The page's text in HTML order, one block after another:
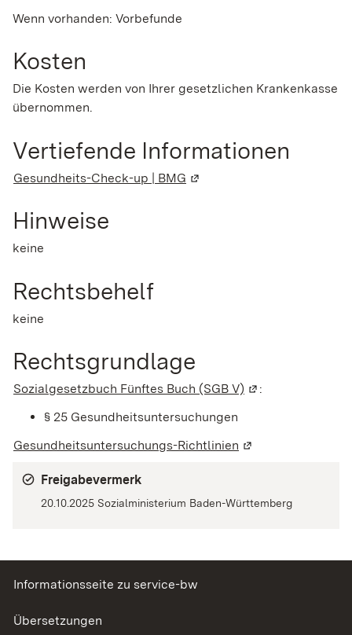
Wenn vorhanden: Vorbefunde
Kosten
Die Kosten werden von Ihrer gesetzlichen Krankenkasse
übernommen.
Vertiefende Informationen
Gesundheits-Check-up | BMG (Wird in einem neuen
Hinweise
keine
Rechtsbehelf
keine
Rechtsgrundlage
Sozialgesetzbuch Fünftes Buch (SGB V) (Wird in einem
:
§ 25 Gesundheitsuntersuchungen
Gesundheitsuntersuchungs-Richtlinien (Wird in einem
Freigabevermerk
20.10.2025 Sozialministerium Baden-Württemberg
Informationsseite zu service-bw
Übersetzungen